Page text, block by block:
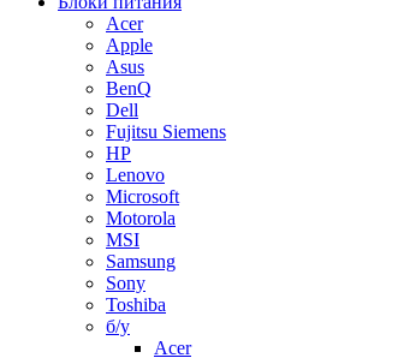
Acer
Apple
Asus
BenQ
Dell
Fujitsu Siemens
HP
Lenovo
Microsoft
Motorola
MSI
Samsung
Sony
Toshiba
б/у
Acer